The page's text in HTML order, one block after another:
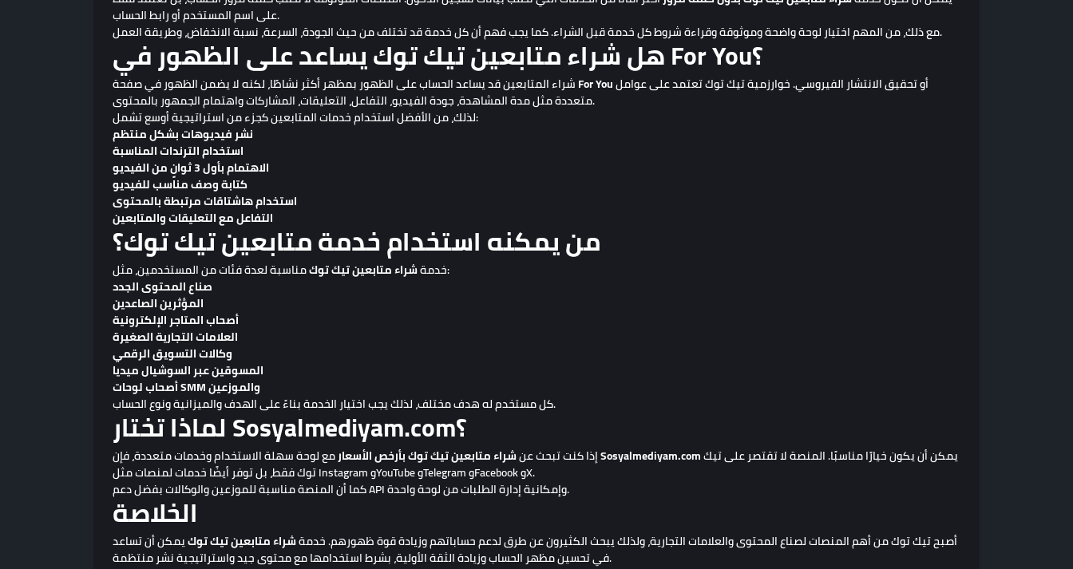
على اسم المستخدم أو رابط الحساب.
مع ذلك، من المهم اختيار لوحة واضحة وموثوقة وقراءة شروط كل خدمة قبل الشراء. كما يجب فهم أن كل خدمة قد تختلف من حيث الجودة، السرعة، نسبة الانخفاض، وطريقة العمل.
هل شراء متابعين تيك توك يساعد على الظهور في For You؟
For You
متعددة مثل مدة المشاهدة، جودة الفيديو، التفاعل، التعليقات، المشاركات واهتمام الجمهور بالمحتوى.
لذلك، من الأفضل استخدام خدمات المتابعين كجزء من استراتيجية أوسع تشمل:
نشر فيديوهات بشكل منتظم
استخدام الترندات المناسبة
الاهتمام بأول 3 ثوانٍ من الفيديو
كتابة وصف مناسب للفيديو
استخدام هاشتاقات مرتبطة بالمحتوى
التفاعل مع التعليقات والمتابعين
من يمكنه استخدام خدمة متابعين تيك توك؟
خدمةشراء متابعين تيك توك
مناسبة لعدة فئات من المستخدمين، مثل:
صناع المحتوى الجدد
المؤثرين الصاعدين
أصحاب المتاجر الإلكترونية
العلامات التجارية الصغيرة
وكالات التسويق الرقمي
المسوقين عبر السوشيال ميديا
أصحاب لوحات SMM والموزعين
كل مستخدم له هدف مختلف، لذلك يجب اختيار الخدمة بناءً على الهدف والميزانية ونوع الحساب.
لماذا تختار Sosyalmediyam.com؟
إذا كنت تبحث عنشراء متابعين تيك توك بأرخص الأسعار Sosyalmediyam.com
توك فقط، بل توفر أيضًا خدمات لمنصات مثل Instagram وYouTube وTelegram وFacebook وX.
كما أن المنصة مناسبة للموزعين والوكالات بفضل دعم API وإمكانية إدارة الطلبات من لوحة واحدة.
الخلاصة
أصبح تيك توك من أهم المنصات لصناع المحتوى والعلامات التجارية، ولذلك يبحث الكثيرون عن طرق لدعم حساباتهم وزيادة قوة ظهورهم. خدمةشراء متابعين تيك توكيمكن أن تساعد
في تحسين مظهر الحساب وزيادة الثقة الأولية، بشرط استخدامها مع محتوى جيد واستراتيجية نشر منتظمة.